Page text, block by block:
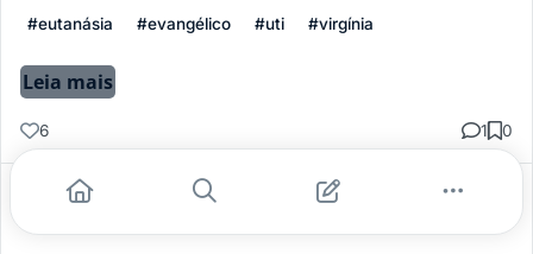
#eutanásia
#evangélico #uti #virgínia
Leia mais
6 1 0